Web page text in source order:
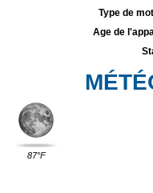
Type de
Age de
87°F